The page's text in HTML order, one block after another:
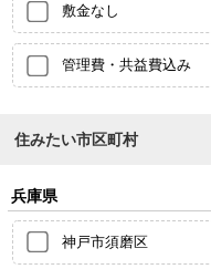
敷金なし
管理費・共益費込み
住みたい市区町村
兵庫県
神戸市須磨区